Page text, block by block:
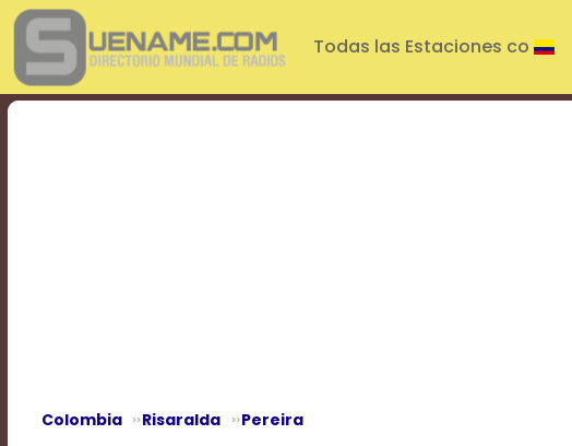
Play
Video
Play
Mute
Current
Todas las Estaciones co
Colombia Risaralda Pereira